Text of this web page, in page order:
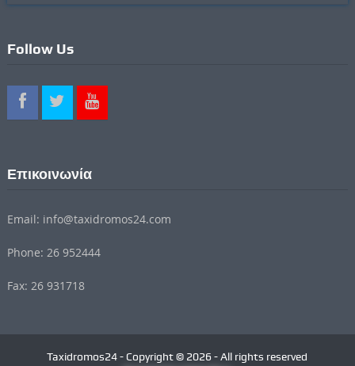
Follow Us
Επικοινωνία
Email: info@taxidromos24.com
Phone: 26 952444
Fax: 26 931718
Taxidromos24 - Copyright © 2026 - All rights reserved